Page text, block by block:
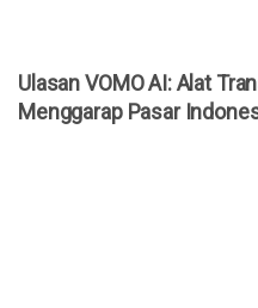
Ulasan VOMO AI: Alat
Menggarap Pasar